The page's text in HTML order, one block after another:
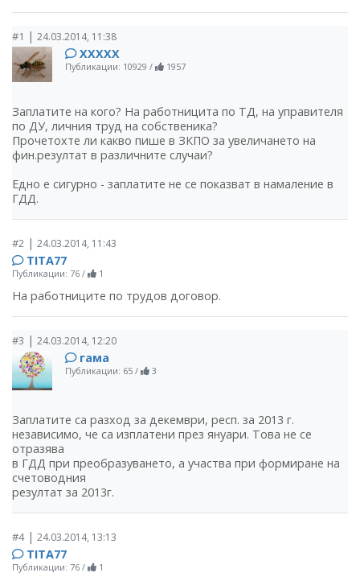
#1 | 24.03.2014, 11:38
ХХХХХ
Публикации: 10929 / 1957
Заплатите на кого? На работницита по ТД, на управителя
по ДУ, личния труд на собственика?
Прочетохте ли какво пише в ЗКПО за увеличането на
фин.резултат в различните случаи?
Едно е сигурно - заплатите не се показват в намаление в
ГДД.
#2 | 24.03.2014, 11:43
TITA77
Публикации: 76 / 1
На работниците по трудов договор.
#3 | 24.03.2014, 12:20
гама
Публикации: 65 / 3
Заплатите са разход за декември, респ. за 2013 г.
независимо, че са изплатени през януари. Това не се
отразява
в ГДД при преобразуването, а участва при формиране на
счетоводния
резултат за 2013г.
#4| 24.03.2014, 13:13
TITA77
Публикации: 76 / 1